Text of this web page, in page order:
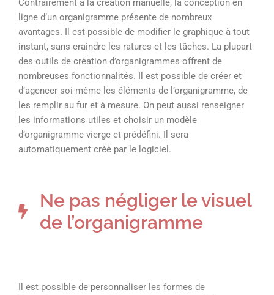
ligne d’un organigramme présente de nombreux
avantages. Il est possible de modifier le graphique à tout
instant, sans craindre les ratures et les tâches. La plupart
des outils de création d’organigrammes offrent de
nombreuses fonctionnalités. Il est possible de créer et
d’agencer soi-même les éléments de l’organigramme, de
les remplir au fur et à mesure. On peut aussi renseigner
les informations utiles et choisir un modèle
d’organigramme vierge et prédéfini. Il sera
automatiquement créé par le logiciel.
Ne pas négliger le visuel
de l’organigramme
Il est possible de personnaliser les formes de